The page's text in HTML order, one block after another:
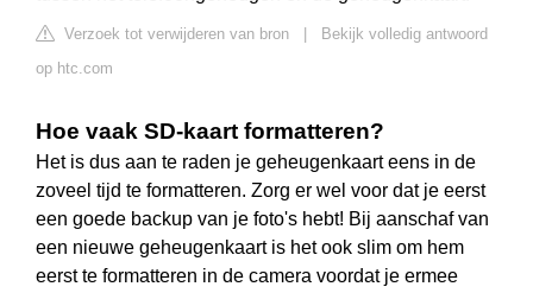
Verzoek tot verwijderen van bron
Bekijk volledig antwoord
op htc.com
Hoe vaak SD-kaart formatteren?
Het is dus aan te raden je geheugenkaart eens in de
zoveel tijd te formatteren. Zorg er wel voor dat je eerst
een goede backup van je foto's hebt! Bij aanschaf van
een nieuwe geheugenkaart is het ook slim om hem
eerst te formatteren in de camera voordat je ermee